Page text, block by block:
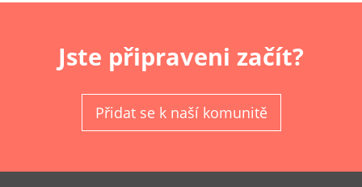
Jste připraveni začít?
Přidat se k naší komunitě